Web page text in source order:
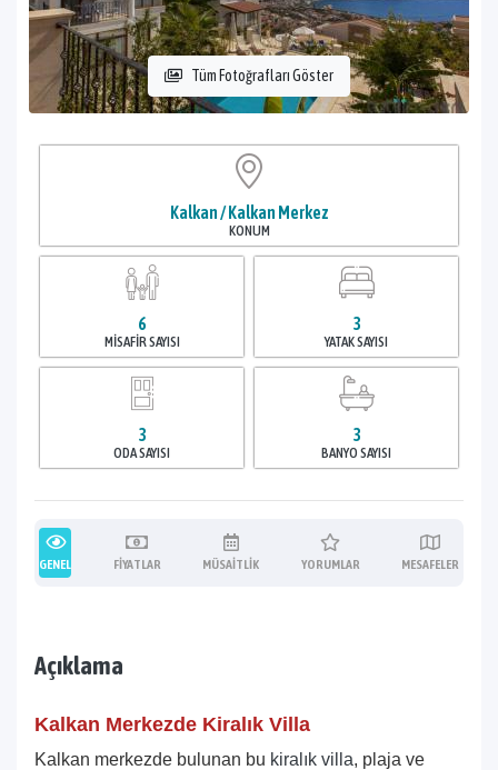
Tüm Fotoğrafları Göster
Kalkan / Kalkan Merkez
KONUM
6
MISAFIR SAYISI
3
YATAK SAYISI
3
ODA SAYISI
3
BANYO SAYISI
GENEL FIYATLAR MÜSAITLIK YORUMLAR MESAFELER
Açıklama
Kalkan Merkezde Kiralık Villa
Kalkan merkezde bulunan bu kiralık villa, plaja ve